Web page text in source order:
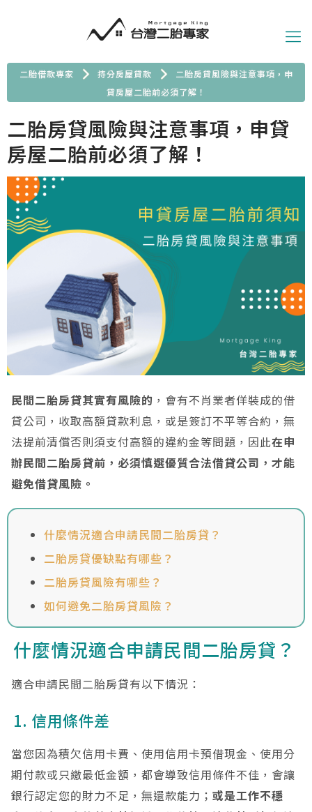
二胎借款專家 持分房屋貸款
二胎房貸風險與注意事項，申
貸房屋二胎前必須了解！
二胎房貸風險與注意事項，申貸
房屋二胎前必須了解！
民間二胎房貸其實有風險的 ，會有不肖業者佯裝成的借
貸公司，收取高額貸款利息，或是簽訂不平等合約，無
法提前清償否則須支付高額的違約金等問題，因此在申
辦民間二胎房貸前，必須慎選優質合法借貸公司，才能
避免借貸風險。
什麼情況適合申請民間二胎房貸？
二胎房貸優缺點有哪些？
二胎房貸風險有哪些？
如何避免二胎房貸風險？
什麼情況適合申請民間二胎房貸？
適合申請民間二胎房貸有以下情況：
1. 信用條件差
當您因為積欠信用卡費、使用信用卡預借現金、使用分
期付款或只繳最低金額，都會導致信用條件不佳，會讓
銀行認定您的財力不足，無還款能力； 或是工作不穩